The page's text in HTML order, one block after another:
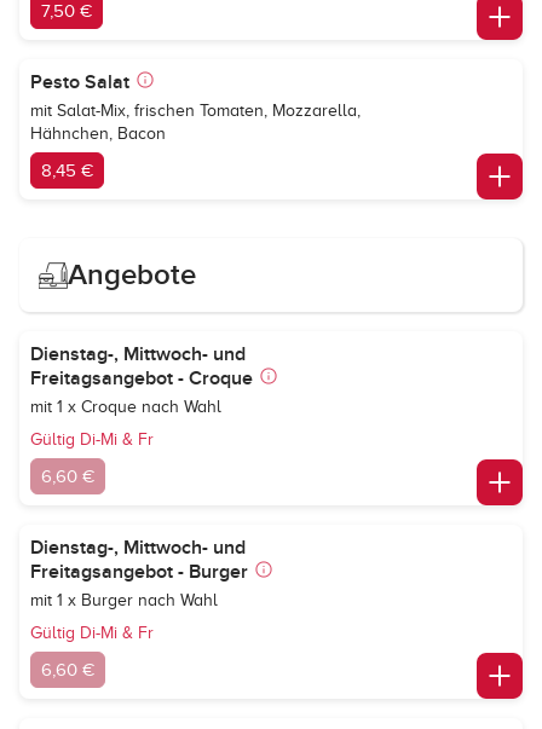
7,50 €
Pesto Salat
mit Salat-Mix, frischen Tomaten, Mozzarella,
Hähnchen, Bacon
8,45 €
Angebote
Dienstag-, Mittwoch- und
Freitagsangebot - Croque
mit 1 x Croque nach Wahl
Gültig Di-Mi & Fr
6,60 €
Dienstag-, Mittwoch- und
Freitagsangebot - Burger
mit 1 x Burger nach Wahl
Gültig Di-Mi & Fr
6,60 €